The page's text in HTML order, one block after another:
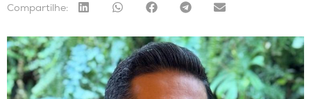
Compartilhe: